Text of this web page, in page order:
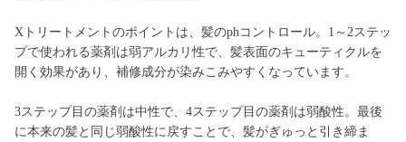
Xトリートメントのポイントは、髪のphコントロール。1～2ステッ
プで使われる薬剤は弱アルカリ性で、髪表面のキューティクルを
開く効果があり、補修成分が染みこみやすくなっています。
3ステップ目の薬剤は中性で、4ステップ目の薬剤は弱酸性。最後
に本来の髪と同じ弱酸性に戻すことで、髪がぎゅっと引き締ま